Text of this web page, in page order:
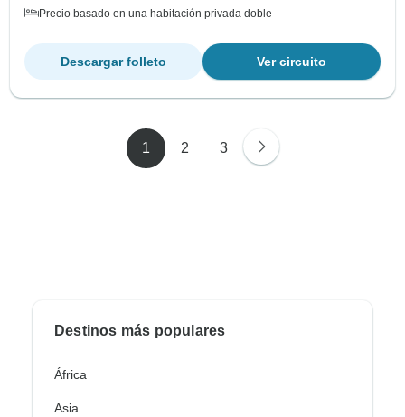
Precio basado en una habitación privada doble
Ver circuito
Descargar folleto
1 2 3
Destinos más populares
África
Asia